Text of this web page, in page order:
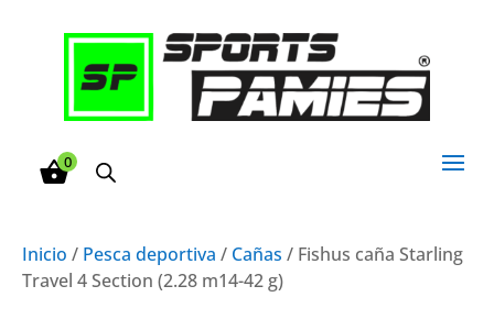
0
Inicio / Pesca deportiva / Cañas / Fishus caña Starling
Travel 4 Section (2.28 m14-42 g)